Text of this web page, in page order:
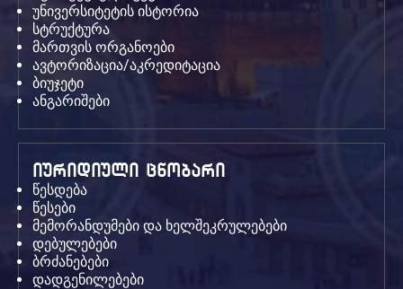
უნივერსიტეტის ისტორია
სტრუქტურა
მართვის ორგანოები
ავტორიზაცია/აკრედიტაცია
ბიუჯეტი
ანგარიშები
იურიდიული ცნობარი
წესდება
წესები
მემორანდუმები და ხელშეკრულებები
დებულებები
ბრძანებები
დადგენილებები